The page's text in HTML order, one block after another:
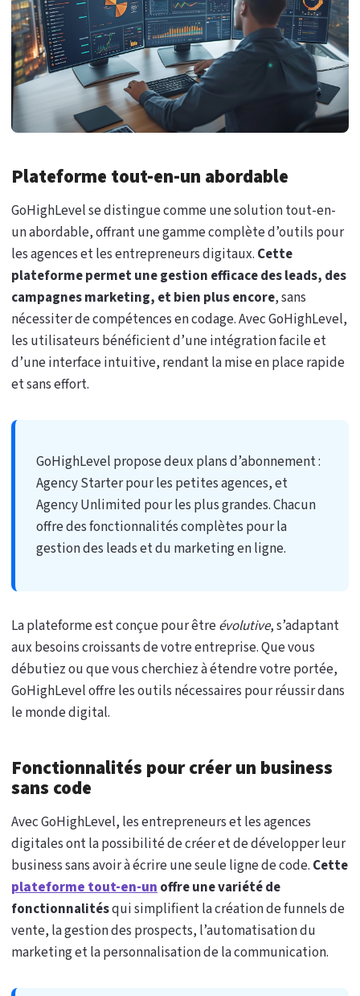
Plateforme tout-en-un abordable
GoHighLevel se distingue comme une solution tout-en-
un abordable, offrant une gamme complète d’outils pour
les agences et les entrepreneurs digitaux. Cette
plateforme permet une gestion efficace des leads, des
campagnes marketing, et bien plus encore, sans
nécessiter de compétences en codage. Avec GoHighLevel,
les utilisateurs bénéficient d’une intégration facile et
d’une interface intuitive, rendant la mise en place rapide
et sans effort.
GoHighLevel propose deux plans d’abonnement :
Agency Starter pour les petites agences, et
Agency Unlimited pour les plus grandes. Chacun
offre des fonctionnalités complètes pour la
gestion des leads et du marketing en ligne.
La plateforme est conçue pour êtreévolutive, s’adaptant
aux besoins croissants de votre entreprise. Que vous
débutiez ou que vous cherchiez à étendre votre portée,
GoHighLevel offre les outils nécessaires pour réussir dans
le monde digital.
Fonctionnalités pour créer un business
sans code
Avec GoHighLevel, les entrepreneurs et les agences
digitales ont la possibilité de créer et de développer leur
business sans avoir à écrire une seule ligne de code. Cette
plateforme tout-en-unoffre une variété de
fonctionnalitésqui simplifient la création de funnels de
vente, la gestion des prospects, l’automatisation du
marketing et la personnalisation de la communication.